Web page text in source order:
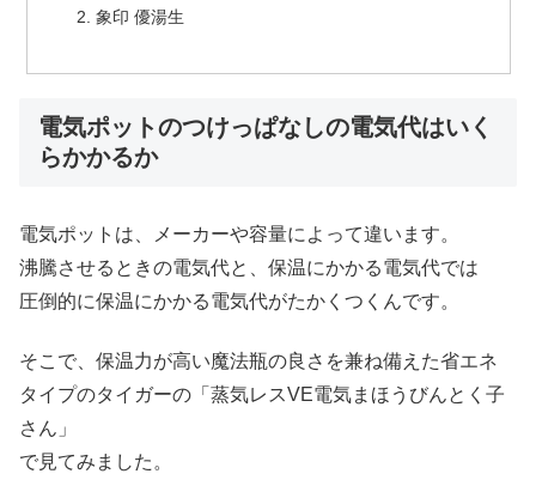
象印 優湯生
電気ポットのつけっぱなしの電気代はいく
らかかるか
電気ポットは、メーカーや容量によって違います。
沸騰させるときの電気代と、保温にかかる電気代では
圧倒的に保温にかかる電気代がたかくつくんです。
そこで、保温力が高い魔法瓶の良さを兼ね備えた省エネ
タイプのタイガーの「蒸気レスVE電気まほうびんとく子
さん」
で見てみました。